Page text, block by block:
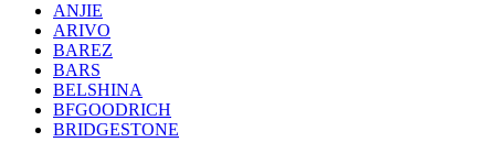
ANJIE
ARIVO
BAREZ
BARS
BELSHINA
BFGOODRICH
BRIDGESTONE